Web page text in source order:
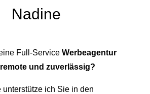
Nadine
Full-Service Werbeagentur
remote und zuverlässig?
unterstütze ich Sie in den